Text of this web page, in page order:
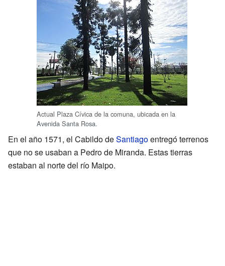
Actual Plaza Cívica de la comuna, ubicada en la
Avenida Santa Rosa.
En el año 1571, el Cabildo deSantiagoentregó terrenos
que no se usaban a Pedro de Miranda. Estas tierras
estaban al norte del río Maipo.